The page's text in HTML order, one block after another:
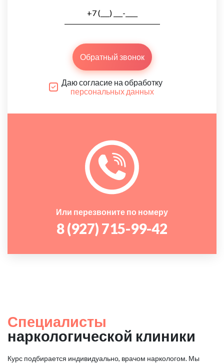
Обратный звонок
Даю согласие на обработку
персональных данных
Или перезвоните по номеру
8 (927) 715-99-42
Специалисты
наркологической клиники
Курс подбирается индивидуально, врачом наркологом. Мы